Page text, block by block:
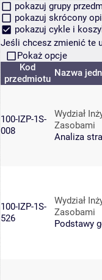
pokazuj grupy
pokazuj skrócony
pokazuj cykle i
Jeśli chcesz zmienić te
Pokaż opcje
Kod
przedmiotu
Nazwa
100-IZP-1S-
008
Wydział
Zasobami
Analiza
100-IZP-1S-
526
Wydział
Zasobami
Podstawy